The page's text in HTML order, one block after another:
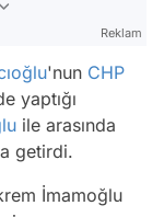
Reklam
'nun CHP
yaptığı
ile arasında
getirdi.
İmamoğlu